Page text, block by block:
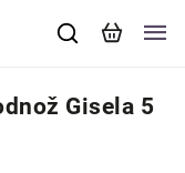
Gisela 5